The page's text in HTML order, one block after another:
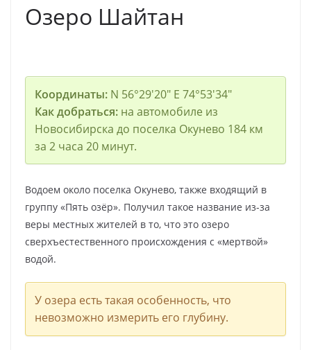
Озеро Шайтан
Координаты:N 56°29′20″ E 74°53′34″
Как добраться:на автомобиле из
Новосибирска до поселка Окунево 184 км
за 2 часа 20 минут.
Водоем около поселка Окунево, также входящий в
группу «Пять озёр». Получил такое название из-за
веры местных жителей в то, что это озеро
сверхъестественного происхождения с «мертвой»
водой.
У озера есть такая особенность, что
невозможно измерить его глубину.